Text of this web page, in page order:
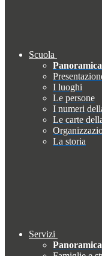
Scuola
Panoramica
I luoghi
Le persone
I numeri
Le carte
La storia
Servizi
Panoramica